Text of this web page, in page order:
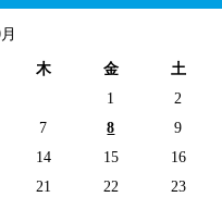
木 金 土
1
2
7 8
9
14 15
16
21 22
23